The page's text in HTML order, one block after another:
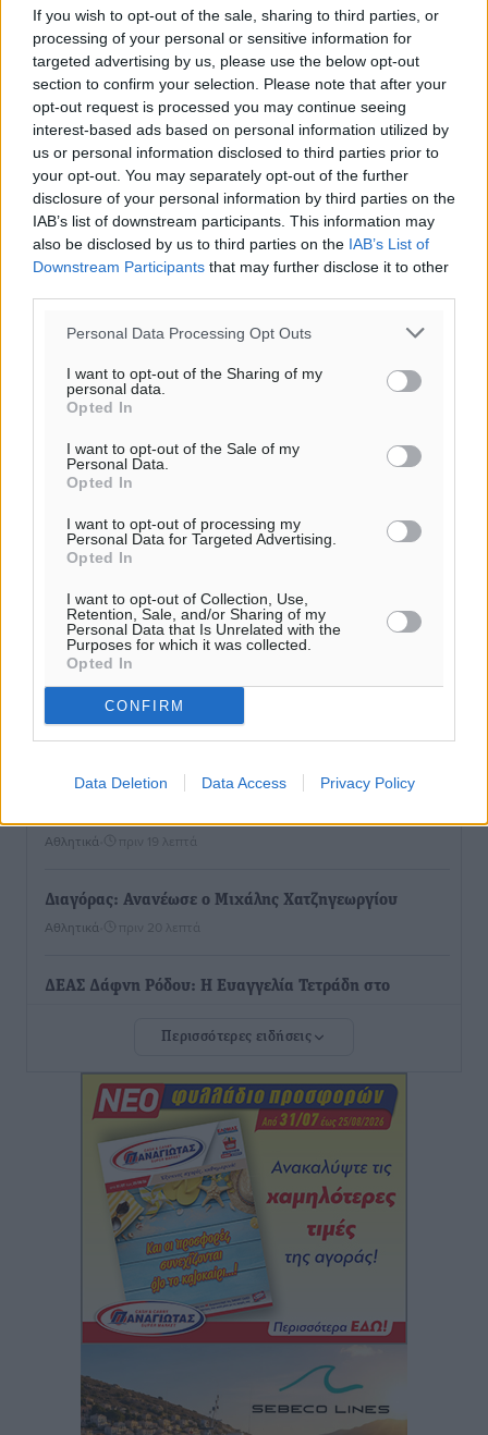
If you wish to opt-out of the sale, sharing to third parties, or
processing of your personal or sensitive information for
targeted advertising by us, please use the below opt-out
section to confirm your selection. Please note that after your
opt-out request is processed you may continue seeing
interest-based ads based on personal information utilized by
us or personal information disclosed to third parties prior to
your opt-out. You may separately opt-out of the further
disclosure of your personal information by third parties on the
IAB’s list of downstream participants. This information may
also be disclosed by us to third parties on the IAB’s List of
Downstream Participants that may further disclose it to other
Personal Data Processing Opt Outs
I want to opt-out of the Sharing of my
personal data.
Opted In
I want to opt-out of the Sale of my
Personal Data.
Opted In
I want to opt-out of processing my
Personal Data for Targeted Advertising.
Opted In
I want to opt-out of Collection, Use,
Retention, Sale, and/or Sharing of my
Personal Data that Is Unrelated with the
Purposes for which it was collected.
Opted In
CONFIRM
Data Deletion Data Access Privacy Policy
Ροή ειδήσεων
τον Δήμο Ρόδου
Πολιτιστικά • πριν 8 λεπτά
παραχώρηση οριστικών τίτλων κυριότητας για 224
εργατικές κατοικίες στη Ρόδο
ΣΕΓΑΣ: Πιστώθηκαν τα έξοδα μετακίνησης του
Πανελληνίου Πρωταθλήματος Κ20 στα σωματεία
Αθλητικά• πριν 15 λεπτά
Ευρωπαϊκό Πρωτάθλημα Στίβου: Πότε αγωνίζονται η
Μαγκούλια, η Σπανουδάκη και ο Κριτούλης
Αθλητικά• πριν 16 λεπτά
Εθνική Παίδων: Ο Χριστοδούλου και η καλύτερη
Αθλητικά πριν 19 λεπτά
Διαγόρας: Ανανέωσε ο Μιχάλης Χατζηγεωργίου
Αθλητικά πριν 20 λεπτά
ΔΕΑΣ Δάφνη Ρόδου: Η Ευαγγελία Τετράδη στο
πριν 22 λεπτά
Γ.Σ. Διαγόρας: Το οργανόγραμμα των Ακαδημιών
Αθλητικά πριν 24 λεπτά
Σταυρός Καλυθιών: Απέκτησε και την Ειρήνη
Καρελλάκη
πριν 52 λεπτά
Πρωτάθλημα Καλαθοσφαίρισης Δικηγορικών
Συλλόγων Ελλάδας και Κύπρου: Η Ρόδος φιλοξένησε
με επιτυχία την 17η διοργάνωση
Αθλητικά
Περισσότερες ειδήσεις